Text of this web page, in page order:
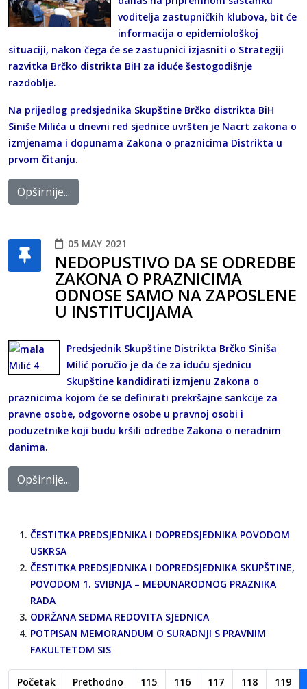
voditelja zastupničkih klubova, bit će
informacija o epidemiološkoj
situaciji, nakon čega će se zastupnici izjasniti o Strategiji
razvitka Brčko distrikta BiH za iduće šestogodišnje
razdoblje.
Na prijedlog predsjednika Skupštine Brčko distrikta BiH
Siniše Milića u dnevni red sjednice uvršten je Nacrt zakona o
izmjenama i dopunama Zakona o praznicima Distrikta u
prvom čitanju.
Opširnije...
05 MAY 2021
NEDOPUSTIVO DA SE ODREDBE
ZAKONA O PRAZNICIMA
ODNOSE SAMO NA ZAPOSLENE
U INSTITUCIJAMA
Predsjednik Skupštine Distrikta Brčko Siniša
Milić poručio je da će za iduću sjednicu
Skupštine kandidirati izmjenu Zakona o
praznicima kojom će se definirati prekršajne sankcije za
pravne osobe, odgovorne osobe u pravnoj osobi i
poduzetnike koji budu kršili odredbe Zakona o neradnim
danima.
Opširnije...
ČESTITKA PREDSJEDNIKA I DOPREDSJEDNIKA POVODOM
USKRSA
ČESTITKA PREDSJEDNIKA I DOPREDSJEDNIKA SKUPŠTINE,
POVODOM 1. SVIBNJA – MEĐUNARODNOG PRAZNIKA
RADA
ODRŽANA SEDMA REDOVITA SJEDNICA
POTPISAN MEMORANDUM O SURADNJI S PRAVNIM
FAKULTETOM SIS
Početak Prethodno 115 116 117 118 119